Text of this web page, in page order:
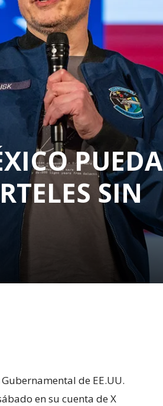
PUEDA
SIN
de EE.UU.
en su cuenta de X